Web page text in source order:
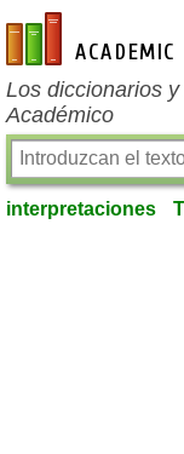
es-academic.com
Los diccionarios
Académico
interpretaciones